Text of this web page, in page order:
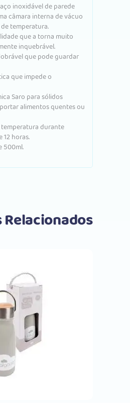
inoxidável de parede
câmara interna de vácuo
temperatura.
que a torna muito
inquebrável.
que pode guardar
que impede o
Saro para sólidos
alimentos quentes ou
temperatura durante
horas.
500ml.
Comprar